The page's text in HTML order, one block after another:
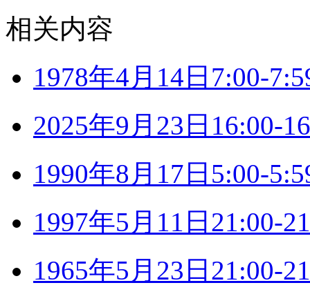
相关内容
1978年4月14日7:00-
2025年9月23日16:00-
1990年8月17日5:00-
1997年5月11日21:00-
1965年5月23日21:00-